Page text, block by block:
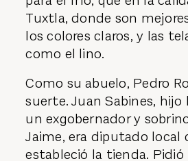
Tuxtla, donde son
los colores claros, y las
como el lino.
Como su abuelo, Pedro
suerte. Juan Sabines,
un exgobernador y
Jaime, era diputado local
estableció la tienda. Pidió